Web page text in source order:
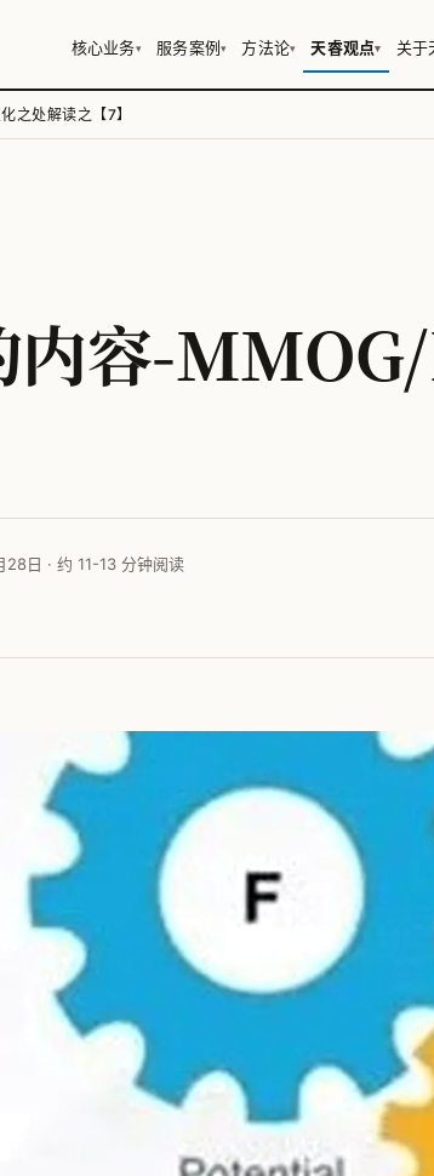
核心业务▾ 服务案例▾ 方法论▾ 天睿观点▾ 关于
之处解读之【7】
内容-
日 · 约 11-13 分钟阅读